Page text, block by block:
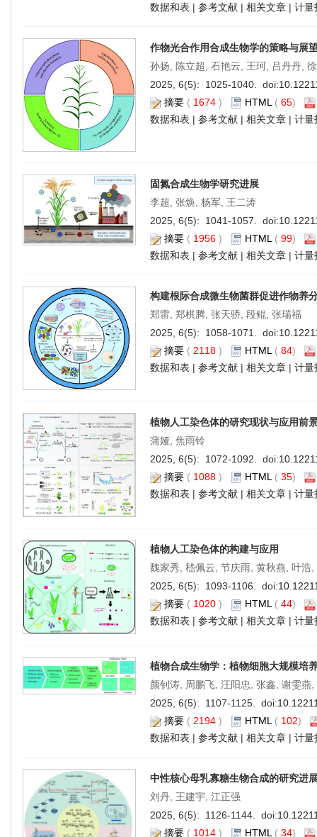
数据和表 | 参考文献 | 相关文章 | 计量
作物光合作用合成生物学的策略与展
孙扬, 陈立超, 石艳云, 王珂, 吕丹丹,
2025, 6(5): 1025-1040. doi:
摘要 ( 1674 ) HTML ( 65)
数据和表 | 参考文献 | 相关文章 | 计量
固氮合成生物学研究进展
李超, 张焕, 杨军, 王二涛
2025, 6(5): 1041-1057. doi:
摘要 ( 1956 ) HTML ( 99)
数据和表 | 参考文献 | 相关文章 | 计量
构建根际合成微生物菌群促进作物养
郑雷, 郑棋腾, 张天骄, 段鲲, 张瑞福
2025, 6(5): 1058-1071. doi:
摘要 ( 2118 ) HTML ( 84)
数据和表 | 参考文献 | 相关文章 | 计量
植物人工染色体的研究现状与应用前
蒲娅, 焦雨铃
2025, 6(5): 1072-1092. doi:
摘要 ( 1088 ) HTML ( 35)
数据和表 | 参考文献 | 相关文章 | 计量
植物人工染色体的构建与应用
魏家秀, 嵇佩云, 节庆雨, 黄秋燕, 叶浩,
2025, 6(5): 1093-1106. doi:
摘要 ( 1020 ) HTML( 44)
数据和表 | 参考文献 | 相关文章 | 计量
植物合成生物学：植物细胞大规模培
颜钊涛, 周鹏飞, 汪阳忠, 张鑫, 谢雯燕
2025, 6(5): 1107-1125. doi:
摘要 ( 2194 ) HTML ( 102)
数据和表 | 参考文献 | 相关文章 | 计量
中性核心母乳寡糖生物合成的研究进
刘丹, 王建宇, 江正强
2025, 6(5): 1126-1144. doi:
摘要 ( 1014 ) HTML ( 34)